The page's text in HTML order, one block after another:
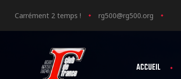
Carrément 2 temps ! rg500@rg500.org
ACCUEIL